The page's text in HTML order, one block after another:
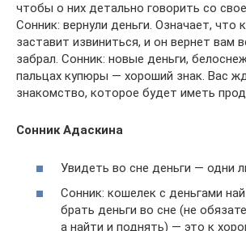
чтобы о них детально говорить со
Сонник: вернули деньги. Означает, что
заставит извиниться, и он вернет вам
забрал. Сонник: новые деньги,
пальцах купюры — хороший знак. Вас
знакомство, которое будет иметь
Сонник Адаскина
Увидеть во сне деньги — одни
Сонник: кошелек с деньгами
брать деньги во сне (не
а найти и поднять) — это к